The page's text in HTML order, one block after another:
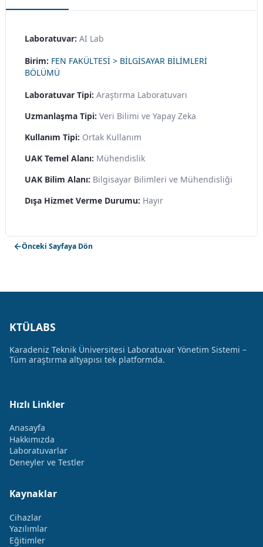
Laboratuvar: AI Lab
Birim: FEN FAKÜLTESİ > BİLGİSAYAR BİLİMLERİ
BÖLÜMÜ
Laboratuvar Tipi: Araştırma Laboratuvarı
Uzmanlaşma Tipi: Veri Bilimi ve Yapay Zeka
Kullanım Tipi: Ortak Kullanım
UAK Temel Alanı: Mühendislik
UAK Bilim Alanı: Bilgisayar Bilimleri ve Mühendisliği
Dışa Hizmet Verme Durumu: Hayır
Önceki Sayfaya Dön
KTÜLABS
Karadeniz Teknik Üniversitesi Laboratuvar Yönetim Sistemi –
Tüm araştırma altyapısı tek platformda.
Hızlı Linkler
Anasayfa
Hakkımızda
Laboratuvarlar
Deneyler ve Testler
Kaynaklar
Cihazlar
Yazılımlar
Eğitimler